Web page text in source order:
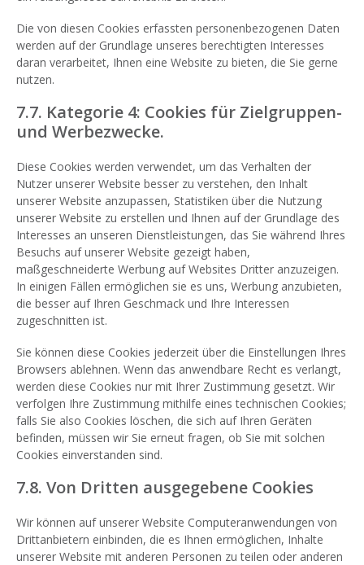
Die von diesen Cookies erfassten personenbezogenen Daten
werden auf der Grundlage unseres berechtigten Interesses
daran verarbeitet, Ihnen eine Website zu bieten, die Sie gerne
nutzen.
7.7. Kategorie 4: Cookies für Zielgruppen-
und Werbezwecke.
Diese Cookies werden verwendet, um das Verhalten der
Nutzer unserer Website besser zu verstehen, den Inhalt
unserer Website anzupassen, Statistiken über die Nutzung
unserer Website zu erstellen und Ihnen auf der Grundlage des
Interesses an unseren Dienstleistungen, das Sie während Ihres
Besuchs auf unserer Website gezeigt haben,
maßgeschneiderte Werbung auf Websites Dritter anzuzeigen.
In einigen Fällen ermöglichen sie es uns, Werbung anzubieten,
die besser auf Ihren Geschmack und Ihre Interessen
zugeschnitten ist.
Sie können diese Cookies jederzeit über die Einstellungen Ihres
Browsers ablehnen. Wenn das anwendbare Recht es verlangt,
werden diese Cookies nur mit Ihrer Zustimmung gesetzt. Wir
verfolgen Ihre Zustimmung mithilfe eines technischen Cookies;
falls Sie also Cookies löschen, die sich auf Ihren Geräten
befinden, müssen wir Sie erneut fragen, ob Sie mit solchen
Cookies einverstanden sind.
7.8. Von Dritten ausgegebene Cookies
Wir können auf unserer Website Computeranwendungen von
Drittanbietern einbinden, die es Ihnen ermöglichen, Inhalte
unserer Website mit anderen Personen zu teilen oder anderen